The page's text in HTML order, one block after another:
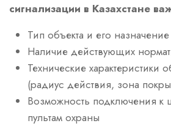
сигнализации в Казахстане
Тип объекта и его назначение
Наличие действующих
Технические характеристики
(радиус действия, зона
Возможность подключения к
пультам охраны